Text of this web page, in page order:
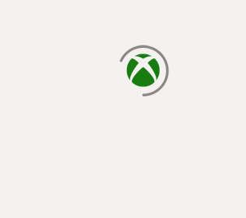
يتم الآن التحميل